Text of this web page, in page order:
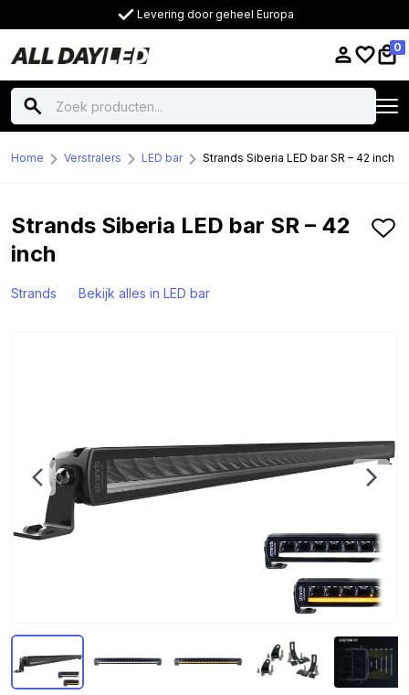
Levering door geheel Europa
0
Home Verstralers LED bar Strands Siberia LED bar SR – 42 inch
Strands Siberia LED bar SR – 42
inch
Strands Bekijk alles in LED bar